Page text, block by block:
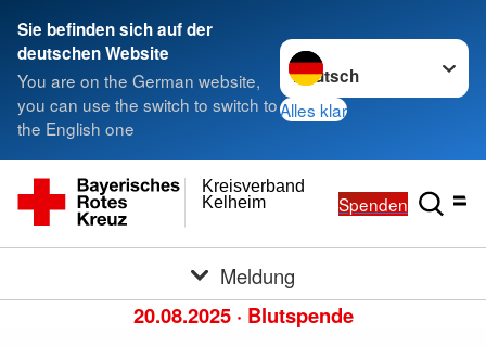
Sie befinden sich auf der
deutschen Website
You are on the German website,
you can use the switch to switch to
the English one
Sprache wechseln zu
Alles klar
Kelheim
Kreisverband
Spenden
Meldung
20.08.2025 · Blutspende